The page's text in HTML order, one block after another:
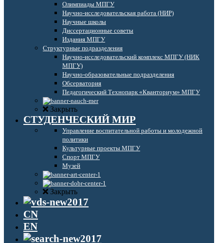
Олимпиады МПГУ
Научно-исследовательская работа (НИР)
Научные школы
Диссертационные советы
Издания МПГУ
Структурные подразделения
Научно-исследовательский комплекс МПГУ (НИК
МПГУ)
Научно-образовательные подразделения
Обсерватория
Педагогический Технопарк «Кванториум» МПГУ
Закрыть
СТУДЕНЧЕСКИЙ МИР
Управление воспитательной работы и молодежной
политики
Культурные проекты МПГУ
Спорт МПГУ
Музей
Закрыть
CN
EN